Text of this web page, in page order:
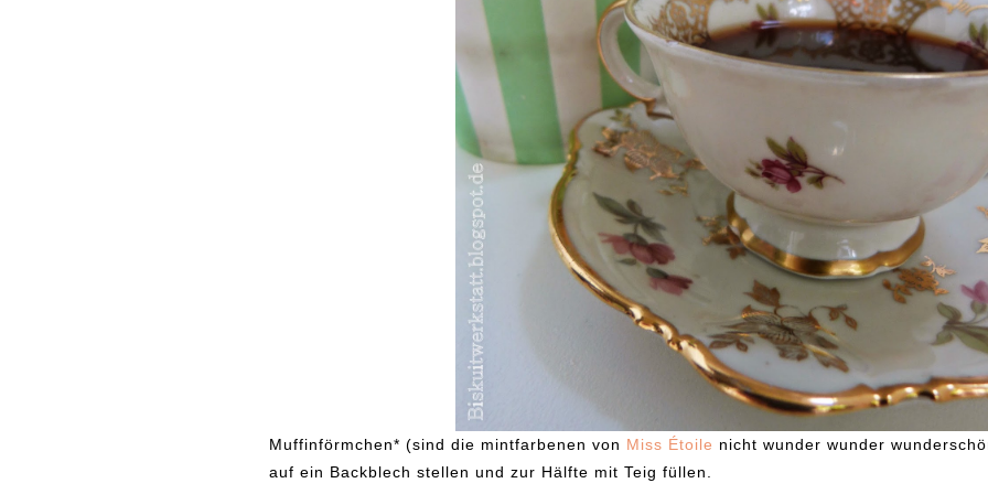
Muffinförmchen* (sind die mintfarbenen von Miss Étoile nicht wunder wunder
auf ein Backblech stellen und zur Hälfte mit Teig füllen.